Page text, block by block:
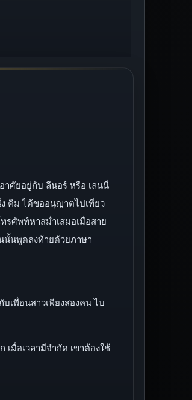
าศัยอยู่กับ ลีนอร์ หรือ เลนนี่
คิม ได้ขออนุญาตไปเที่ยว
รศัพท์หาสม่ำเสมอเมื่อสาย
นพูดลงท้ายด้วยภาษา
เพื่อนสาวเพียงสองคน ไบ
มื่อเวลามีจำกัด เขาต้องใช้